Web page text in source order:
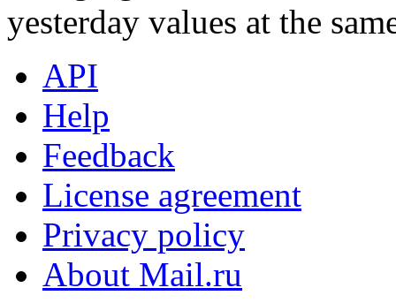
yesterday values at the
API
Help
Feedback
License agreement
Privacy policy
About Mail.ru